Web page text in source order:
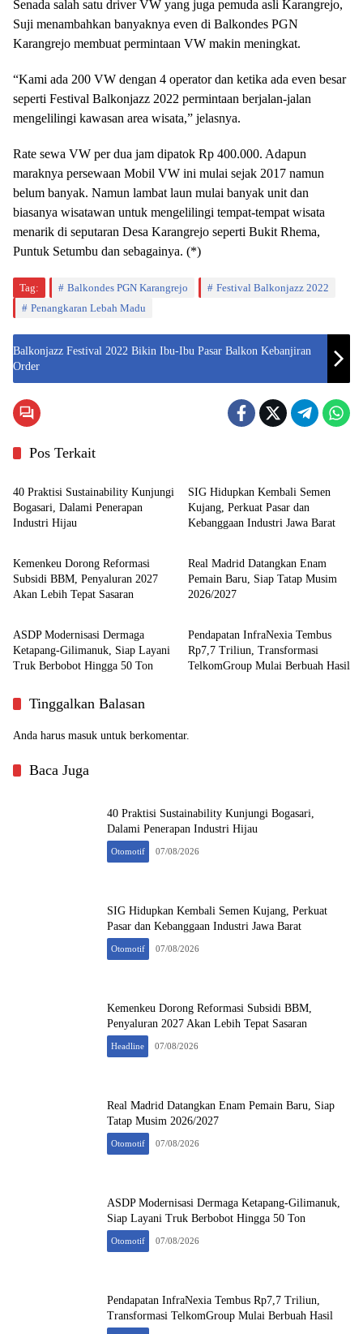
Senada salah satu driver VW yang juga pemuda asli Karangrejo,
Suji menambahkan banyaknya even di Balkondes PGN
Karangrejo membuat permintaan VW makin meningkat.
“Kami ada 200 VW dengan 4 operator dan ketika ada even besar
seperti Festival Balkonjazz 2022 permintaan berjalan-jalan
mengelilingi kawasan area wisata,” jelasnya.
Rate sewa VW per dua jam dipatok Rp 400.000. Adapun
maraknya persewaan Mobil VW ini mulai sejak 2017 namun
belum banyak. Namun lambat laun mulai banyak unit dan
biasanya wisatawan untuk mengelilingi tempat-tempat wisata
menarik di seputaran Desa Karangrejo seperti Bukit Rhema,
Puntuk Setumbu dan sebagainya. (*)
Tag: Balkondes PGN Karangrejo
Festival Balkonjazz 2022
Penangkaran Lebah Madu
Balkonjazz Festival 2022 Bikin Ibu-Ibu Pasar Balkon Kebanjiran
Order
Pos Terkait
Otomotif
40 Praktisi Sustainability Kunjungi
Bogasari, Dalami Penerapan
Industri Hijau
SIG Hidupkan Kembali Semen
Kujang, Perkuat Pasar dan
Kebanggaan Industri Jawa Barat
Headline
Kemenkeu Dorong Reformasi
Subsidi BBM, Penyaluran 2027
Akan Lebih Tepat Sasaran
Otomotif
Real Madrid Datangkan Enam
Pemain Baru, Siap Tatap Musim
2026/2027
Otomotif
ASDP Modernisasi Dermaga
Ketapang-Gilimanuk, Siap Layani
Truk Berbobot Hingga 50 Ton
Otomotif
Pendapatan InfraNexia Tembus
Rp7,7 Triliun, Transformasi
TelkomGroup Mulai Berbuah Hasil
Tinggalkan Balasan
Anda harus masuk untuk berkomentar.
Baca Juga
40 Praktisi Sustainability Kunjungi Bogasari,
Dalami Penerapan Industri Hijau
Otomotif 07/08/2026
SIG Hidupkan Kembali Semen Kujang, Perkuat
Pasar dan Kebanggaan Industri Jawa Barat
Otomotif 07/08/2026
Kemenkeu Dorong Reformasi Subsidi BBM,
Penyaluran 2027 Akan Lebih Tepat Sasaran
Headline 07/08/2026
Real Madrid Datangkan Enam Pemain Baru, Siap
Tatap Musim 2026/2027
Otomotif 07/08/2026
ASDP Modernisasi Dermaga Ketapang-Gilimanuk,
Siap Layani Truk Berbobot Hingga 50 Ton
Otomotif 07/08/2026
Pendapatan InfraNexia Tembus Rp7,7 Triliun,
Transformasi TelkomGroup Mulai Berbuah Hasil